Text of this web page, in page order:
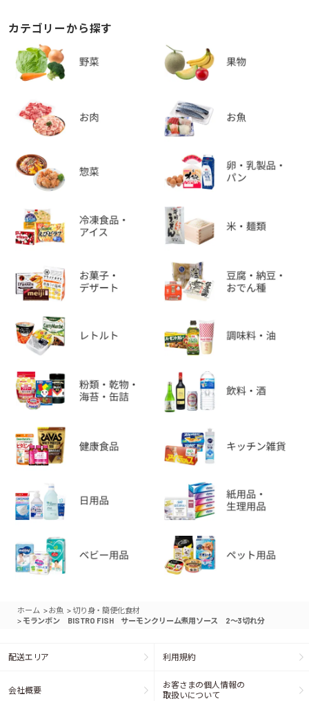
カテゴリーから探す
ホーム >お魚 >切り身・簡便化食材
> モランボン BISTRO FISH サーモンクリーム煮用ソース 2～3切れ分
配送エリア 利用規約
会社概要
お客さまの個人情報の
取扱いについて